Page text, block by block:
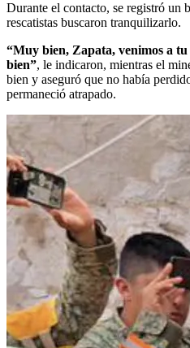
Durante el contacto, se registró un
rescatistas buscaron tranquilizarlo.
“Muy bien, Zapata, venimos a
bien”, le indicaron, mientras el
bien y aseguró que no había
permaneció atrapado.